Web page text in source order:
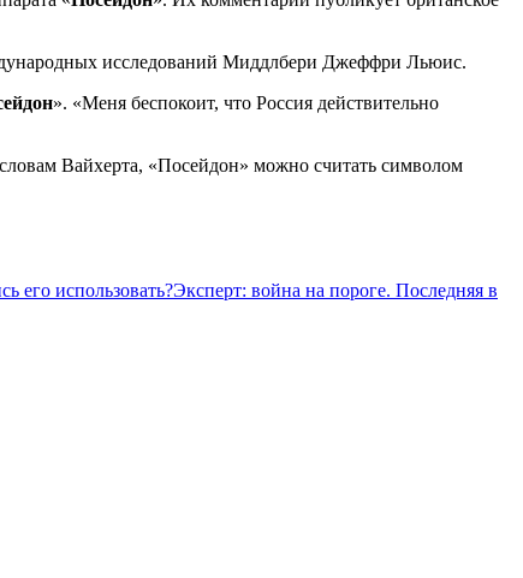
исследований Миддлбери Джеффри Льюис.
». «Меня беспокоит, что Россия действительно
Вайхерта, «Посейдон» можно считать символом
его использовать?Эксперт: война на пороге. Последняя в